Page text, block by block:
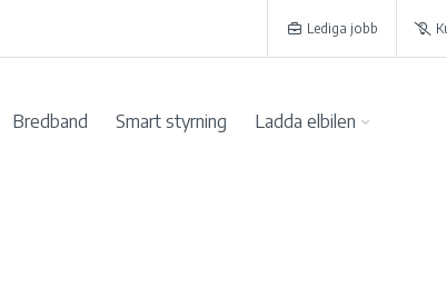
Lediga jobb
Bredband Smart styrning Ladda elbilen